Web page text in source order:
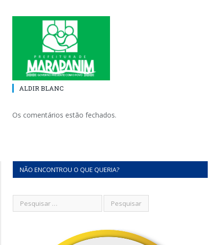
ALDIR BLANC
Os comentários estão fechados.
NÃO ENCONTROU O QUE QUERIA?